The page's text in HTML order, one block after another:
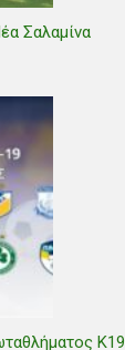
Σαλαμίνα
Κ19